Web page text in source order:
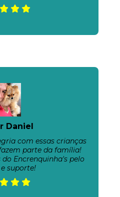
Daniel
com essas crianças
parte da família!
Encrenquinha's pelo
suporte!